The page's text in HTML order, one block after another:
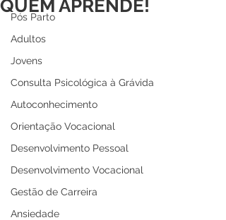
Pós Parto
Adultos
Jovens
Consulta Psicológica à Grávida
Autoconhecimento
Orientação Vocacional
Desenvolvimento Pessoal
Desenvolvimento Vocacional
Gestão de Carreira
Ansiedade
QUEM APRENDE!